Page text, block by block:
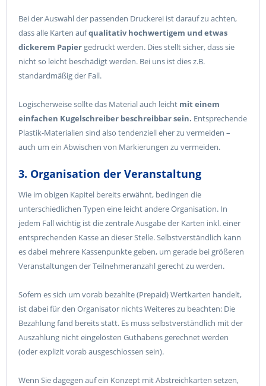
Bei der Auswahl der passenden Druckerei ist darauf zu achten,
dass alle Karten aufqualitativ hochwertigem und etwas
dickerem Papier gedruckt werden. Dies stellt sicher, dass sie
nicht so leicht beschädigt werden. Bei uns ist dies z.B.
standardmäßig der Fall.
Logischerweise sollte das Material auch leicht mit einem
einfachen Kugelschreiber beschreibbar sein. Entsprechende
Plastik-Materialien sind also tendenziell eher zu vermeiden –
auch um ein Abwischen von Markierungen zu vermeiden.
3. Organisation der Veranstaltung
Wie im obigen Kapitel bereits erwähnt, bedingen die
unterschiedlichen Typen eine leicht andere Organisation. In
jedem Fall wichtig ist die zentrale Ausgabe der Karten inkl. einer
entsprechenden Kasse an dieser Stelle. Selbstverständlich kann
es dabei mehrere Kassenpunkte geben, um gerade bei größeren
Veranstaltungen der Teilnehmeranzahl gerecht zu werden.
Sofern es sich um vorab bezahlte (Prepaid) Wertkarten handelt,
ist dabei für den Organisator nichts Weiteres zu beachten: Die
Bezahlung fand bereits statt. Es muss selbstverständlich mit der
Auszahlung nicht eingelösten Guthabens gerechnet werden
(oder explizit vorab ausgeschlossen sein).
Wenn Sie dagegen auf ein Konzept mit Abstreichkarten setzen,